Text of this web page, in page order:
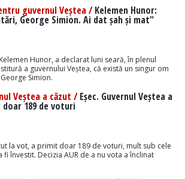
guvernul Veștea /Kelemen Hunor:
George Simion. Ai dat șah și mat"
Hunor, a declarat luni seară, în plenul
a guvernului Veștea, că există un singur om
Simion.
Veștea a căzut /Eșec. Guvernul Veștea a
189 de voturi
la vot, a primit doar 189 de voturi, mult sub cele
învestit. Decizia AUR de a nu vota a înclinat